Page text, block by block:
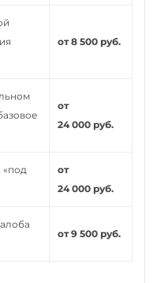
от 8 500 руб.
от
24 000 руб.
«под
от
24 000 руб.
от 9 500 руб.